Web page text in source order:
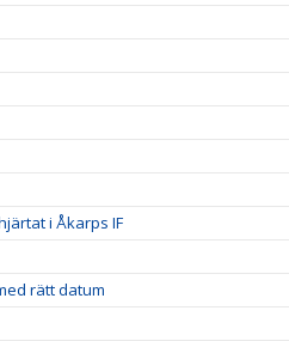
i Åkarps IF
rätt datum